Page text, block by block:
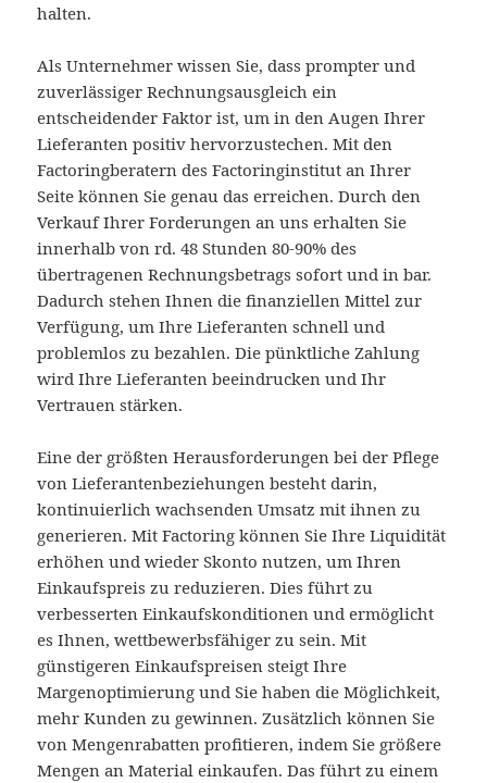
halten.
Als Unternehmer wissen Sie, dass prompter und
zuverlässiger Rechnungsausgleich ein
entscheidender Faktor ist, um in den Augen Ihrer
Lieferanten positiv hervorzustechen. Mit den
Factoringberatern des Factoringinstitut an Ihrer
Seite können Sie genau das erreichen. Durch den
Verkauf Ihrer Forderungen an uns erhalten Sie
innerhalb von rd. 48 Stunden 80-90% des
übertragenen Rechnungsbetrags sofort und in bar.
Dadurch stehen Ihnen die finanziellen Mittel zur
Verfügung, um Ihre Lieferanten schnell und
problemlos zu bezahlen. Die pünktliche Zahlung
wird Ihre Lieferanten beeindrucken und Ihr
Vertrauen stärken.
Eine der größten Herausforderungen bei der Pflege
von Lieferantenbeziehungen besteht darin,
kontinuierlich wachsenden Umsatz mit ihnen zu
generieren. Mit Factoring können Sie Ihre Liquidität
erhöhen und wieder Skonto nutzen, um Ihren
Einkaufspreis zu reduzieren. Dies führt zu
verbesserten Einkaufskonditionen und ermöglicht
es Ihnen, wettbewerbsfähiger zu sein. Mit
günstigeren Einkaufspreisen steigt Ihre
Margenoptimierung und Sie haben die Möglichkeit,
mehr Kunden zu gewinnen. Zusätzlich können Sie
von Mengenrabatten profitieren, indem Sie größere
Mengen an Material einkaufen. Das führt zu einem